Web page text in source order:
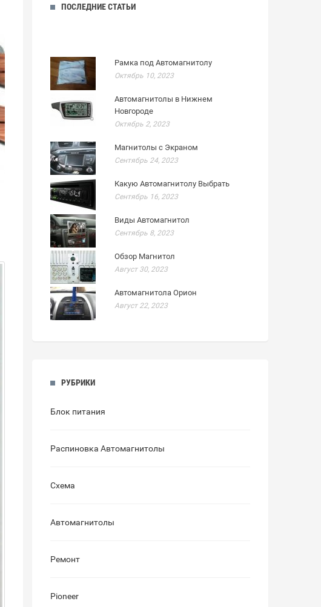
ПОСЛЕДНИЕ СТАТЬИ
Рамка под Автомагнитолу
Октябрь 10, 2023
Автомагнитолы в Нижнем
Новгороде
Октябрь 2, 2023
Магнитолы с Экраном
Сентябрь 24, 2023
Какую Автомагнитолу Выбрать
Сентябрь 16, 2023
Виды Автомагнитол
Сентябрь 8, 2023
Обзор Магнитол
Август 30, 2023
Автомагнитола Орион
Август 22, 2023
РУБРИКИ
Блок питания
Распиновка Автомагнитолы
Схема
Автомагнитолы
Ремонт
Pioneer